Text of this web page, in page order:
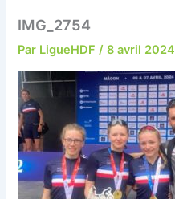
IMG_2754
Par LigueHDF/8 avril 2024